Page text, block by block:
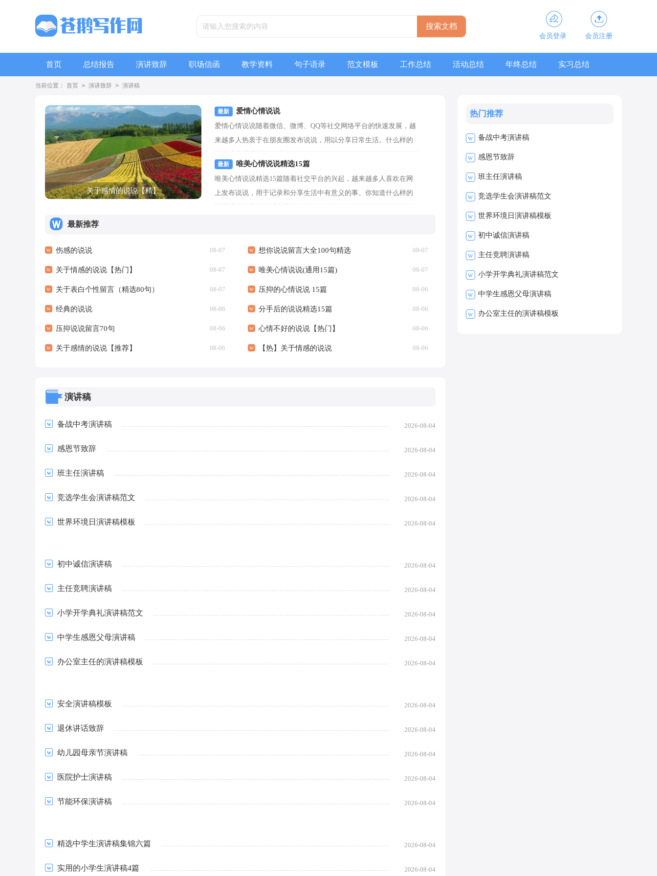
会员登录 会员注册
首页 总结报告 演讲致辞 职场信函 教学资料 句子语录 范文模板 工作总结 活动总结 年终总结 实习总结
当前位置： 首页 > 演讲致辞 > 演讲稿
关于感情的说说【精】
爱情心情说说
爱情心情说说随着微信、微博、QQ等社交网络平台的快速发展，越
来越多人热衷于在朋友圈发布说说，用以分享日常生活。什么样的
唯美心情说说精选15篇
唯美心情说说精选15篇随着社交平台的兴起，越来越多人喜欢在网
上发布说说，用于记录和分享生活中有意义的事。你知道什么样的
最新推荐
伤感的说说 08-07 想你说说留言大全100句精选 08-07
关于情感的说说【热门】 08-07 唯美心情说说(通用15篇) 08-07
关于表白个性留言（精选80句） 08-07 压抑的心情说说 15篇 08-06
经典的说说 08-06 分手后的说说精选15篇 08-06
压抑说说留言70句 08-06 心情不好的说说【热门】 08-06
关于感情的说说【推荐】 08-06 【热】关于情感的说说 08-06
演讲稿
备战中考演讲稿 2026-08-04
感恩节致辞 2026-08-04
班主任演讲稿 2026-08-04
竞选学生会演讲稿范文 2026-08-04
世界环境日演讲稿模板 2026-08-04
初中诚信演讲稿 2026-08-04
主任竞聘演讲稿 2026-08-04
小学开学典礼演讲稿范文 2026-08-04
中学生感恩父母演讲稿 2026-08-04
办公室主任的演讲稿模板 2026-08-04
安全演讲稿模板 2026-08-04
退休讲话致辞 2026-08-04
幼儿园母亲节演讲稿 2026-08-04
医院护士演讲稿 2026-08-04
节能环保演讲稿 2026-08-04
精选中学生演讲稿集锦六篇 2026-08-04
实用的小学生演讲稿4篇 2026-08-04
热门推荐
w 备战中考演讲稿
w 感恩节致辞
w 班主任演讲稿
w 竞选学生会演讲稿范文
w 世界环境日演讲稿模板
w 初中诚信演讲稿
w 主任竞聘演讲稿
w 小学开学典礼演讲稿范文
w 中学生感恩父母演讲稿
w 办公室主任的演讲稿模板